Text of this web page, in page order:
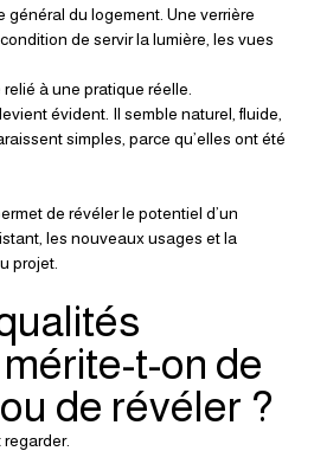
général du logement. Une verrière
de servir la lumière, les vues
à une pratique réelle.
évident. Il semble naturel, fluide,
simples, parce qu’elles ont été
de révéler le potentiel d’un
les nouveaux usages et la
projet.
t-on de
de révéler ?